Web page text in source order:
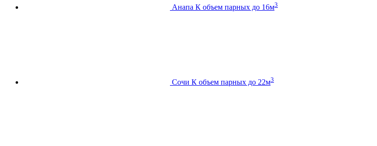
Анапа К объем парных до 16м3
Сочи К объем парных до 22м3